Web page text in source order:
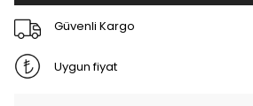
Güvenli Kargo
Uygun fiyat